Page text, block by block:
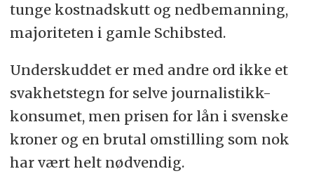
tunge kostnadskutt og nedbemanning,
majoriteten i gamle Schibsted.
Underskuddet er med andre ord ikke et
svakhetstegn for selve journalistikk-
konsumet, men prisen for lån i svenske
kroner og en brutal omstilling som nok
har vært helt nødvendig.